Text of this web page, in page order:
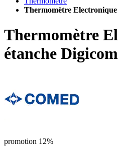
Thermomètre Electronique
Thermomètre
étanche
promotion 12%